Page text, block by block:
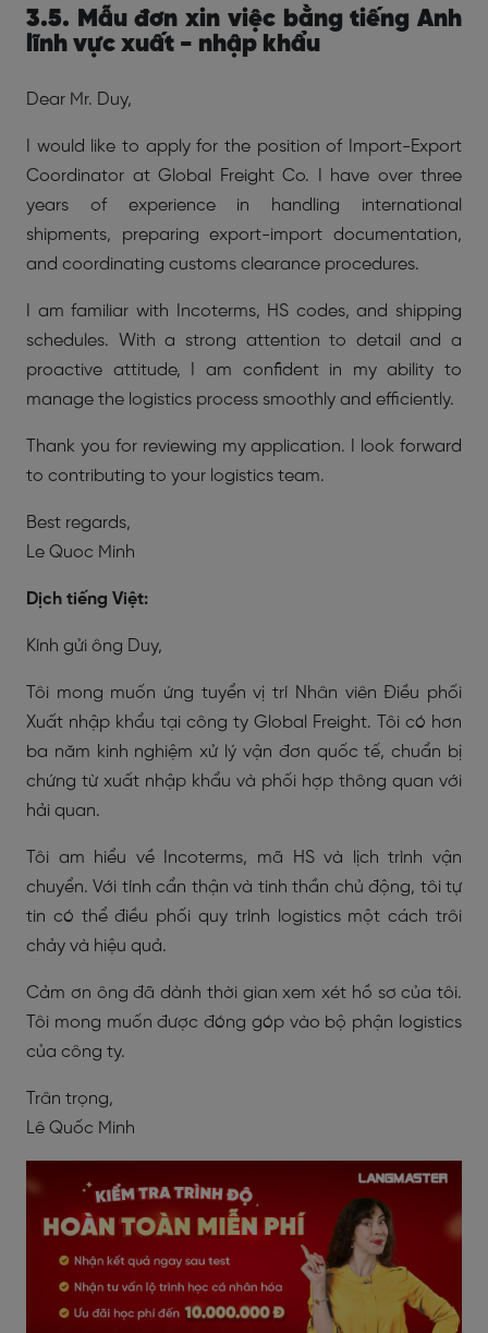
3.5. Mẫu đơn xin việc bằng tiếng Anh
lĩnh vực xuất - nhập khẩu
Dear Mr. Duy,
I would like to apply for the position of Import-Export
Coordinator at Global Freight Co. I have over three
years of experience in handling international
shipments, preparing export-import documentation,
and coordinating customs clearance procedures.
I am familiar with Incoterms, HS codes, and shipping
schedules. With a strong attention to detail and a
proactive attitude, I am confident in my ability to
manage the logistics process smoothly and efficiently.
Thank you for reviewing my application. I look forward
to contributing to your logistics team.
Best regards,
Le Quoc Minh
Dịch tiếng Việt:
Kính gửi ông Duy,
Tôi mong muốn ứng tuyển vị trí Nhân viên Điều phối
Xuất nhập khẩu tại công ty Global Freight. Tôi có hơn
ba năm kinh nghiệm xử lý vận đơn quốc tế, chuẩn bị
chứng từ xuất nhập khẩu và phối hợp thông quan với
hải quan.
Tôi am hiểu về Incoterms, mã HS và lịch trình vận
chuyển. Với tính cẩn thận và tinh thần chủ động, tôi tự
tin có thể điều phối quy trình logistics một cách trôi
chảy và hiệu quả.
Cảm ơn ông đã dành thời gian xem xét hồ sơ của tôi.
Tôi mong muốn được đóng góp vào bộ phận logistics
của công ty.
Trân trọng,
Lê Quốc Minh